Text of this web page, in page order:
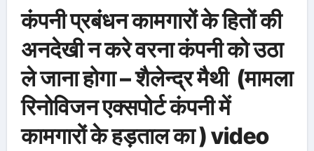
कंपनी प्रबंधन कामगारों के हितों की
अनदेखी न करे वरना कंपनी को उठा
ले जाना होगा – शैलेन्द्र मैथी (मामला
रिनोविजन एक्सपोर्ट कंपनी में
कामगारों के हड़ताल का ) video